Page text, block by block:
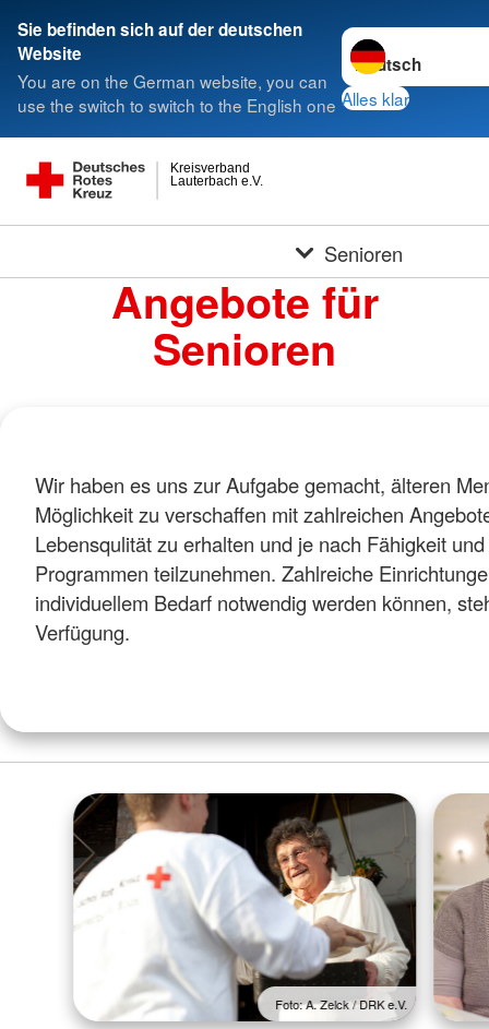
Sie befinden sich auf der deutschen
Website
You are on the German website, you can
use the switch to switch to the English one
Sprache wechseln
Alles klar
Lauterbach e.V.
Kreisverband
Senioren
Angebote für
Senioren
Wir haben es uns zur Aufgabe gemacht, älteren
Möglichkeit zu verschaffen mit zahlreichen
Lebensqulität zu erhalten und je nach Fähigkeit
Programmen teilzunehmen. Zahlreiche
individuellem Bedarf notwendig werden können,
Verfügung.
Foto: A. Zelck / DRK e.V.